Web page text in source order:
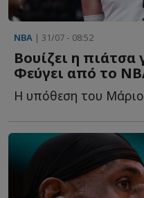
NBA | 31/07 - 08:52
Βουίζει η πιάτσα
Φεύγει από το